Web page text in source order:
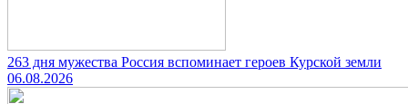
263 дня мужества Россия вспоминает героев Курской земли
06.08.2026